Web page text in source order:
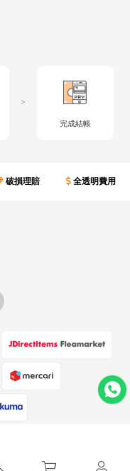
>
完成結帳
破損理賠 全透明費用